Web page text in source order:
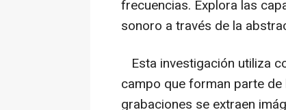
frecuencias. Explora las
sonoro a través de la
Esta investigación utiliza
campo que forman parte
grabaciones se extraen